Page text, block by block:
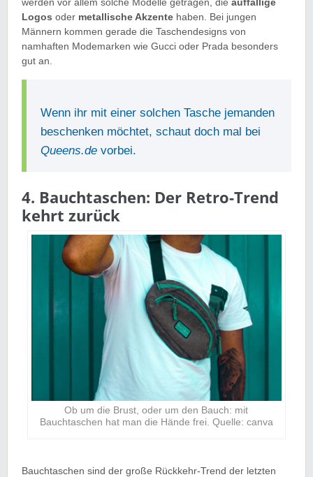
werden vor allem solche Modelle getragen, die auffällige
Logos oder metallische Akzente haben. Bei jungen
Männern kommen gerade die Taschendesigns von
namhaften Modemarken wie Gucci oder Prada besonders
gut an.
Wenn ihr mit einer solchen Tasche jemanden
beschenken möchtet, schaut doch mal bei
Queens.de vorbei.
4. Bauchtaschen: Der Retro-Trend
kehrt zurück
Ob um die Brust, oder um den Bauch: mit
Bauchtaschen hat man die Hände frei. Quelle: canva
Bauchtaschen sind der große Rückkehr-Trend der letzten